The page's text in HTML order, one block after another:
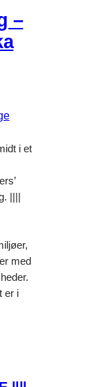
–
i et
||||
med
er i